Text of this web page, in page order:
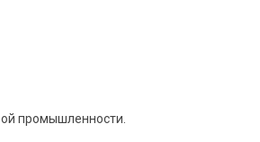
промышленности.